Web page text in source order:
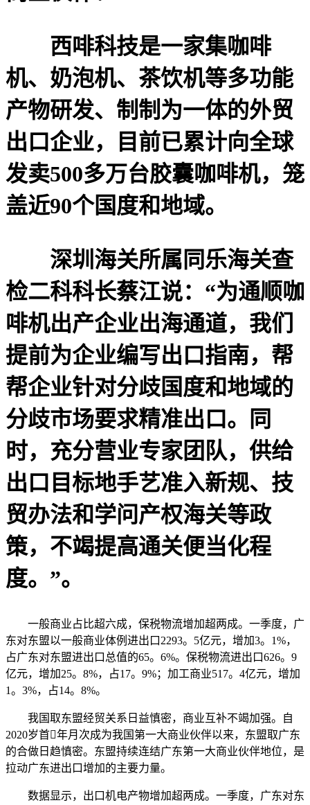
西啡科技是一家集咖啡
机、奶泡机、茶饮机等多功能
产物研发、制制为一体的外贸
出口企业，目前已累计向全球
发卖500多万台胶囊咖啡机，笼
盖近90个国度和地域。
深圳海关所属同乐海关查
检二科科长蔡江说：“为通顺咖
啡机出产企业出海通道，我们
提前为企业编写出口指南，帮
帮企业针对分歧国度和地域的
分歧市场要求精准出口。同
时，充分营业专家团队，供给
出口目标地手艺准入新规、技
贸办法和学问产权海关等政
策，不竭提高通关便当化程
度。”。
一般商业占比超六成，保税物流增加超两成。一季度，广
东对东盟以一般商业体例进出口2293。5亿元，增加3。1%，
占广东对东盟进出口总值的65。6%。保税物流进出口626。9
亿元，增加25。8%，占17。9%；加工商业517。4亿元，增加
1。3%，占14。8%。
我国取东盟经贸关系日益慎密，商业互补不竭加强。自
2020岁首年月次成为我国第一大商业伙伴以来，东盟取广东
的合做日趋慎密。东盟持续连结广东第一大商业伙伴地位，是
拉动广东进出口增加的主要力量。
数据显示，出口机电产物增加超两成。一季度，广东对东